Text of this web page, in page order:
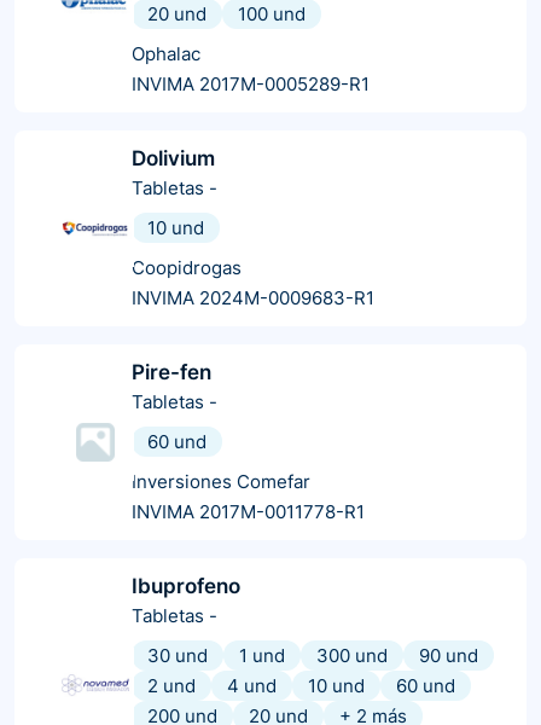
20 und
100 und
Ophalac
INVIMA 2017M-0005289-R1
Dolivium
Tabletas -
10 und
Coopidrogas
INVIMA 2024M-0009683-R1
Pire-fen
Tabletas -
60 und
Inversiones Comefar
INVIMA 2017M-0011778-R1
Ibuprofeno
Tabletas -
30 und
1 und 300 und
90 und
2 und
4 und 10 und
60 und
200 und
20 und + 2 más